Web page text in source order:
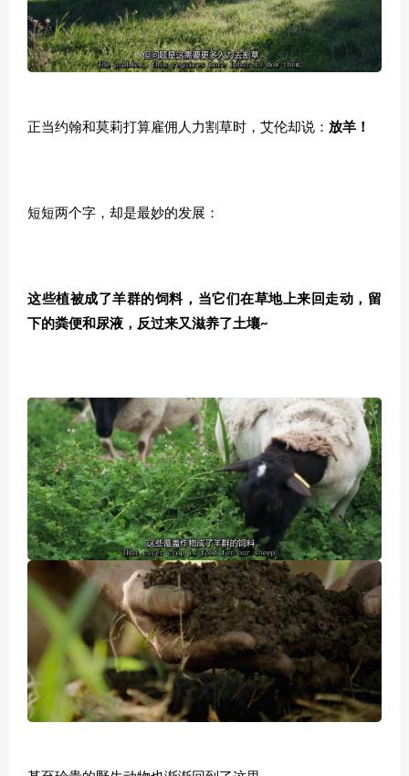
正当约翰和莫莉打算雇佣人力割草时，艾伦却说： 放羊！
短短两个字，却是最妙的发展：
这些植被成了羊群的饲料，当它们在草地上来回走动，留
下的粪便和尿液，反过来又滋养了土壤~